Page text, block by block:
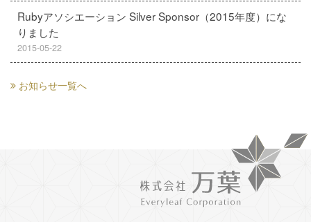
Rubyアソシエーション Silver Sponsor（2015年度）にな
りました
2015-05-22
お知らせ一覧へ